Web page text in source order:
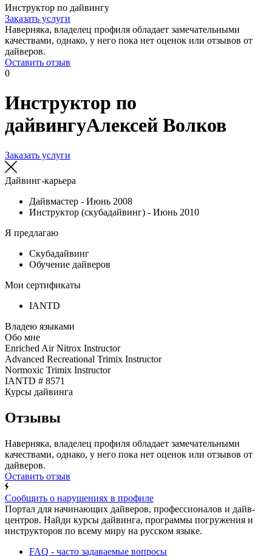
Инструктор по дайвингу
Заказать услуги
Наверняка, владелец профиля обладает замечательными
качествами, однако, у него пока нет оценок или отзывов от
дайверов.
Оставить отзыв
0
Инструктор по
дайвингуАлексей Волков
Заказать услуги
Дайвинг-карьера
Дайвмастер - Июнь 2008
Инструктор (скубадайвинг) - Июнь 2010
Я предлагаю
Cкубадайвинг
Обучение дайверов
Мои сертификаты
IANTD
Владею языками
Обо мне
Enriched Air Nitrox Instructor
Advanced Recreational Trimix Instructor
Normoxic Trimix Instructor
IANTD # 8571
Курсы дайвинга
Отзывы
Наверняка, владелец профиля обладает замечательными
качествами, однако, у него пока нет оценок или отзывов от
дайверов.
Оставить отзыв
Сообщить о нарушениях в профиле
Портал для начинающих дайверов, профессионалов и дайв-
центров. Найди курсы дайвинга, программы погружения и
инструкторов по всему миру на русском языке.
FAQ - часто задаваемые вопросы